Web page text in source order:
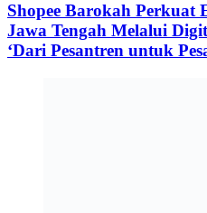
Shopee Barokah Perkuat
Jawa Tengah Melalui
‘Dari Pesantren untuk